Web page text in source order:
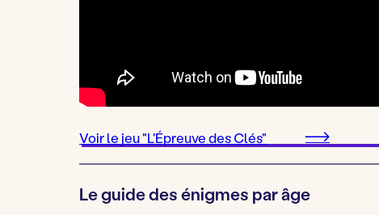
Voir le jeu "L'Épreuve des Clés"
Le guide des énigmes par âge